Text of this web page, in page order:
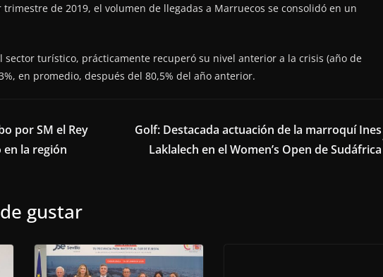
de 2019, el volumen de llegadas a Marruecos se consolidó en un
sector turístico, prácticamente recuperó su nivel anterior a la crisis (año de
en promedio, después del 80,5% del año anterior.
por SM el Rey
en la región
Golf: Destacada actuación de la marroquí Ines
Laklalech en el Women’s Open de Sudáfrica
gustar